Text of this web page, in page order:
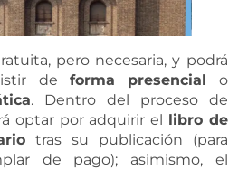
pero necesaria, y podrá
de forma presencial
o
. Dentro del proceso de
optar por adquirir el
libro de
tras su publicación (para
de pago); asimismo, el